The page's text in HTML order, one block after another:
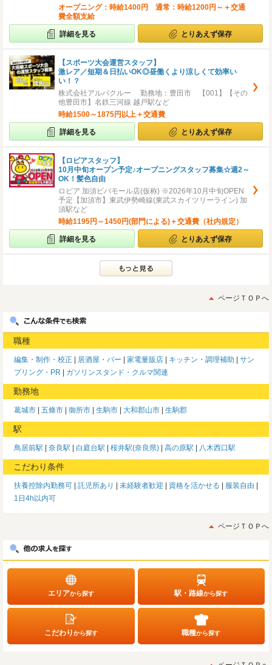
オープニング：時給1400円 通常：時給1200円～＋交通
費全額支給
詳細を見る とりあえず保存
【スポーツ大会運営スタッフ】
激レア／短期＆日払いOK◎昼働くより涼しくて効率い
い！？
株式会社アルバクルー 勤務地：豊田市 【001】【その
他豊田市】名鉄三河線 越戸駅など
時給1500～1875円以上＋交通費
詳細を見る とりあえず保存
【ロピアスタッフ】
10月中旬オープン予定♪オープニングスタッフ募集☆週2～
OK！髪色自由
ロピア 加須ビバモール店(仮称) ※2026年10月中旬OPEN
予定【加須市】東武伊勢崎線(東武スカイツリーライン) 加
須駅など
時給1195円～1450円(部門による)＋交通費（社内規定）
詳細を見る とりあえず保存
ページＴＯＰへ
職種
編集・制作・校正 居酒屋・バー 家電量販店 キッチン・調理補助
サン
プリング・PR
ガソリンスタンド・クルマ関連
勤務地
葛城市 五條市 御所市 生駒市 大和郡山市 生駒郡
駅
鳥居前駅 奈良駅 白庭台駅 桜井駅(奈良県) 高の原駅 八木西口駅
こだわり条件
扶養控除内勤務可 託児所あり 未経験者歓迎 資格を活かせる
服装自由
1日4h以内可
ページＴＯＰへ
エリアから探す 駅・路線から探す
こだわりから探す 職種から探す